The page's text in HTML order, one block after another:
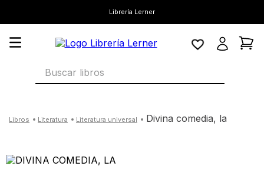
Librería Lerner
Buscar libros
literatura literatura universal divina comedia, la